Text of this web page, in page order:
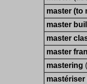
master (to
master
master
master
mastering
mastériser